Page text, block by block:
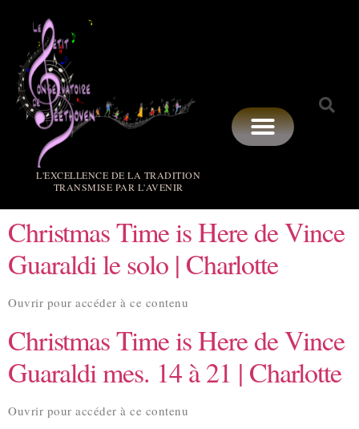
L'EXCELLENCE DE LA TRADITION
TRANSMISE PAR L'AVENIR
Christmas Time is Here de Vince
Guaraldi le solo | Charlotte
Ouvrir pour accéder à ce contenu
Christmas Time is Here de Vince
Guaraldi mes. 14 à 21 | Charlotte
Ouvrir pour accéder à ce contenu